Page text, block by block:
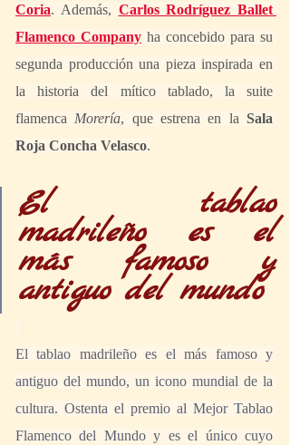
Coria. Además, Carlos Rodríguez Ballet
Flamenco Company ha concebido para su
segunda producción una pieza inspirada en
la historia del mítico tablado, la suite
flamenca Morería, que estrena en la Sala
Roja Concha Velasco.
El tablao
madrileño es el
más famoso y
antiguo del mundo
El tablao madrileño es el más famoso y
antiguo del mundo, un icono mundial de la
cultura. Ostenta el premio al Mejor Tablao
Flamenco del Mundo y es el único cuyo